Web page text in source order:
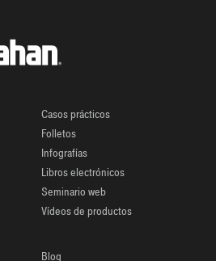
Casos prácticos
Folletos
Infografías
Libros electrónicos
Seminario web
Vídeos de productos
Blog